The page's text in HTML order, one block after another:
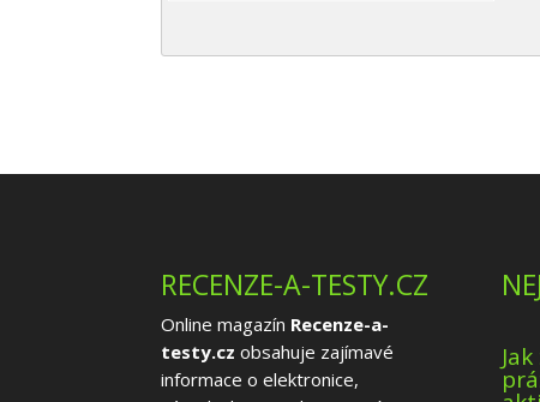
RECENZE-A-TESTY.CZ
Online magazín Recenze-a-
testy.cz obsahuje zajímavé
informace o elektronice,